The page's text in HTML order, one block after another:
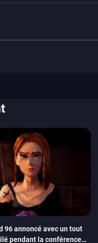
96 annoncé avec un tout
pendant la conférence